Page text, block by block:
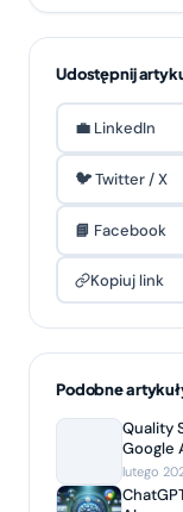
Udostępnij
💼 LinkedIn
🐦 Twitter / X
📘 Facebook
Kopiuj link
Podobne
Quality
Google
lutego